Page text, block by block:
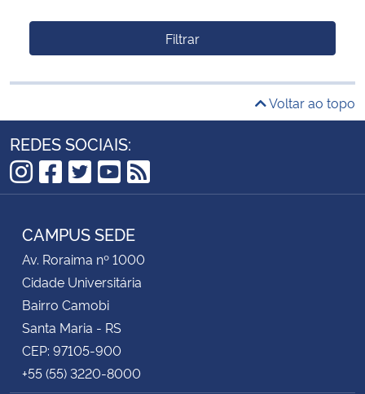
Filtrar
Voltar ao topo
REDES SOCIAIS:
Instagram
Facebook
Twitter
YouTube
RSS
CAMPUS SEDE
Av. Roraima nº 1000
Cidade Universitária
Bairro Camobi
Santa Maria - RS
CEP: 97105-900
+55 (55) 3220-8000